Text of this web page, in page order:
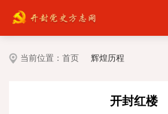
当前位置： 首页 辉煌历程
开封红楼